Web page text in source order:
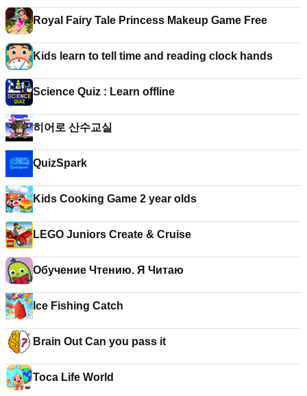
Royal Fairy Tale Princess Makeup Game Free
Kids learn to tell time and reading clock hands
Science Quiz : Learn offline
히어로 산수교실
QuizSpark
Kids Cooking Game 2 year olds
LEGO Juniors Create & Cruise
Обучение Чтению. Я Читаю
Ice Fishing Catch
Brain Out Can you pass it
Toca Life World